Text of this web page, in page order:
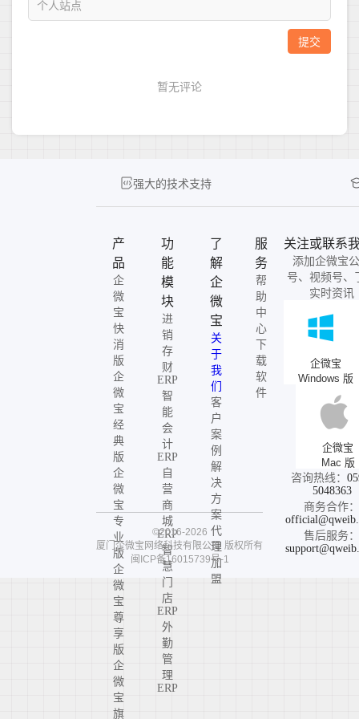
强大的技术支持
产
品
企
微
宝
快
消
版
企
微
宝
经
典
版
企
微
宝
专
业
版
企
微
宝
尊
享
版
企
微
宝
旗
功
能
模
块
进
销
存
财
ERP
智
能
会
计
ERP
自
营
商
城
ERP
智
慧
门
店
ERP
外
勤
管
理
ERP
了
解
企
微
宝
关
于
我
们
客
户
案
例
解
决
方
案
代
理
加
盟
服
务
帮
助
中
心
下
载
软
件
关注或联系
添加企微宝
号、视频号、
实时资讯
企微宝
Windows 版
企微宝
Mac 版
咨询热线：
5048363
商务合作：
售后服务：
©2016-2026
厦门企微宝网络科技有限公司 版权所有
闽ICP备16015739号-1